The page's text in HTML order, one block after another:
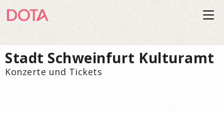
Stadt Schweinfurt Kulturamt
Konzerte und Tickets